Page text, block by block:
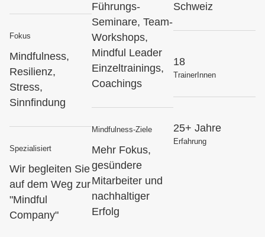
Fokus
Mindfulness,
Resilienz,
Stress,
Sinnfindung
Spezialisiert
Wir begleiten Sie
auf dem Weg zur
"Mindful
Company"
Führungs-
Seminare, Team-
Workshops,
Mindful Leader
Einzeltrainings,
Coachings
Mindfulness-Ziele
Mehr Fokus,
gesündere
Mitarbeiter und
nachhaltiger
Erfolg
Schweiz
18
TrainerInnen
25+ Jahre
Erfahrung